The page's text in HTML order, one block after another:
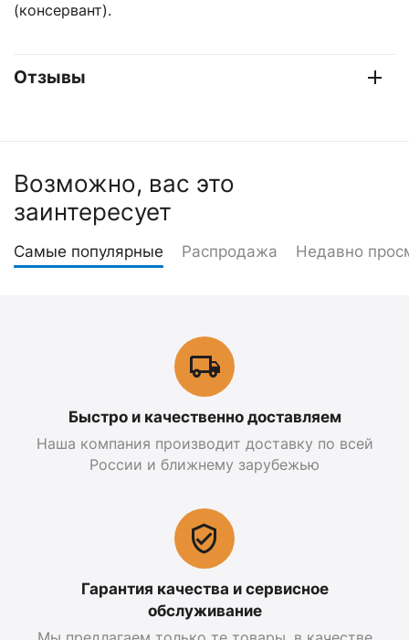
(консервант).
Отзывы
Возможно, вас это
заинтересует
Самые популярные Распродажа Недавно
Быстро и качественно доставляем
Наша компания производит доставку по всей
России и ближнему зарубежью
Гарантия качества и сервисное
обслуживание